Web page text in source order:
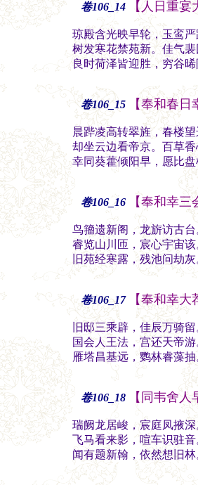
卷106_14 【人日重
琼殿含光映早轮，玉鸾
树发寒花禁苑新。佳气
良时荷泽皆迎胜，穷谷
卷106_15 【奉和春
晨跸凌高转翠旌，春楼
却坐云边看帝京。百草
幸同葵藿倾阳早，愿比
卷106_16 【奉和幸
鸟籀遗新阁，龙旂访古
睿览山川匝，宸心宇宙
旧苑经寒露，残池问劫
卷106_17 【奉和幸
旧邸三乘辟，佳辰万骑
国会人王法，宫还天帝
雁塔昌基远，鹦林睿藻
卷106_18 【同韦舍人
瑞阙龙居峻，宸庭凤掖
飞马看来影，喧车识驻
闻有题新翰，依然想旧